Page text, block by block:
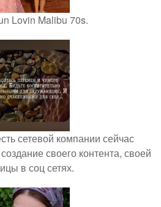
Lovin Malibu 70s.
сетевой компании сейчас
своего контента, своей
в соц сетях.